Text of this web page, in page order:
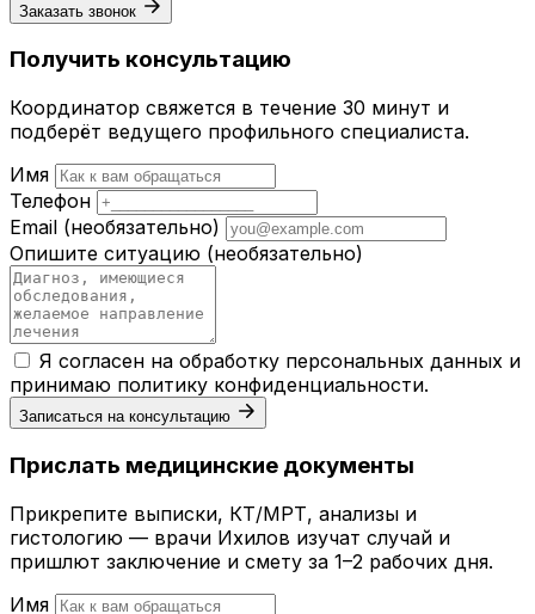
Заказать звонок
Получить консультацию
Координатор свяжется в течение 30 минут и
подберёт ведущего профильного специалиста.
Имя
Телефон
Email (необязательно)
Опишите ситуацию (необязательно)
Я согласен на обработку персональных данных и
принимаю политику конфиденциальности.
Записаться на консультацию
Прислать медицинские документы
Прикрепите выписки, КТ/МРТ, анализы и
гистологию — врачи Ихилов изучат случай и
пришлют заключение и смету за 1–2 рабочих дня.
Имя